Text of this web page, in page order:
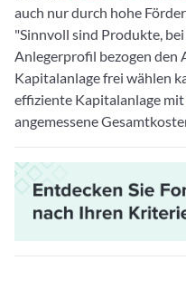
auch nur durch hohe
"Sinnvoll sind Produkte,
Anlegerprofil bezogen den
Kapitalanlage frei wählen
effiziente Kapitalanlage
angemessene